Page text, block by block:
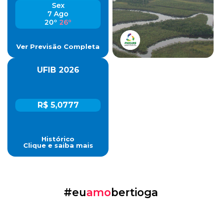
Sex
7 Ago
20º 26º
Ver Previsão Completa
UFIB 2026
R$ 5,0777
Histórico
Clique e saiba mais
#euamobertioga